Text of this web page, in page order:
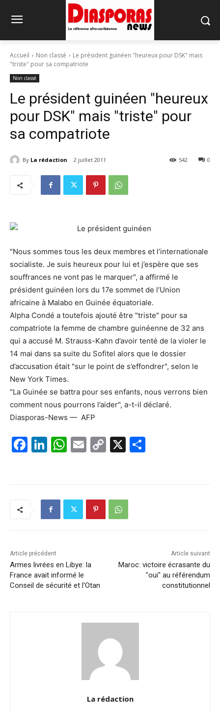
Accueil Non classé
Le président guinéen "heureux pour DSK" mais
"triste" pour sa compatriote
Non classé
Le président guinéen "heureux
pour DSK" mais "triste" pour
sa compatriote
By La rédaction 2 juillet 2011 0
542
"Nous sommes tous les deux membres et l’internationale
socialiste. Je suis heureux pour lui et j’espère que ses
souffrances ne vont pas le marquer", a affirmé le
président guinéen lors du 17e sommet de l’Union
africaine à Malabo en Guinée équatoriale.
Alpha Condé a toutefois ajouté être "triste" pour sa
compatriote la femme de chambre guinéenne de 32 ans
qui a accusé M. Strauss-Kahn d’avoir tenté de la violer le
14 mai dans sa suite du Sofitel alors que le dossier
d’accusation était "sur le point de s’effondrer", selon le
New York Times.
"La Guinée se battra pour ses enfants, nous verrons bien
comment nous pourrons l’aider", a-t-il déclaré.
Diasporas-News — AFP
F
k
Li
dI
n
W
A
p
E
C
Li
n
X
Article précédent
Armes livrées en Libye: la
France avait informé le
Conseil de sécurité et l'Otan
Article suivant
Maroc: victoire écrasante du
"oui" au référendum
constitutionnel
La rédaction